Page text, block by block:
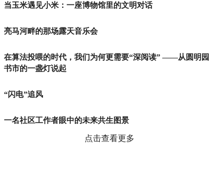
当玉米遇见小米：一座博物馆里的文明对话
亮马河畔的那场露天音乐会
在算法投喂的时代，我们为何更需要“深阅读” ——从圆明园
书市的一盏灯说起
“闪电”追风
一名社区工作者眼中的未来共生图景
点击查看更多